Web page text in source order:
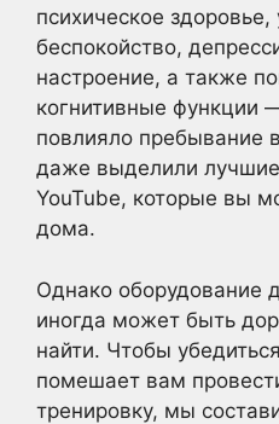
психическое
беспокойство,
настроение, а также
когнитивные функции
повлияло пребывание
даже выделили
YouTube, которые вы
дома.
Однако оборудование
иногда может быть
найти. Чтобы
помешает вам
тренировку, мы